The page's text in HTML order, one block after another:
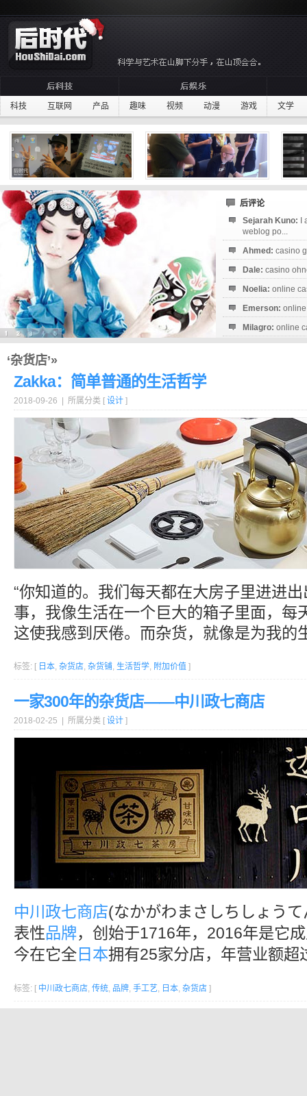
科技 互联网 产品 趣味 视频 动漫 游戏 文学
后评论
Sejarah Kuno:
weblog po...
Ahmed: casino
Dale: casino
Noelia: online
Emerson:
Milagro: online
‘杂货店’»
Zakka：简单普通的生活哲学
2018-09-26 | 所属分类 [ 设计 ]
“你知道的。我们每天都在大房子里进进
事，我像生活在一个巨大的箱子里面，每
这使我感到厌倦。而杂货，就像是为我的
标签: [ 日本, 杂货店, 杂货铺, 生活哲学, 附加价值 ]
一家300年的杂货店——中川政七商店
2018-02-25 | 所属分类 [ 设计 ]
中川政七商店(なかがわまさしちしょうて
表性品牌，创始于1716年，2016年是它
今在它全日本拥有25家分店，年营业额超
标签: [ 中川政七商店, 传统, 品牌, 手工艺, 日本, 杂货店 ]